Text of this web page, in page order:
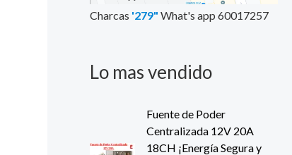
Charcas '279" What's app 60017257
Lo mas vendido
Fuente de Poder
Centralizada 12V 20A
18CH ¡Energía Segura y